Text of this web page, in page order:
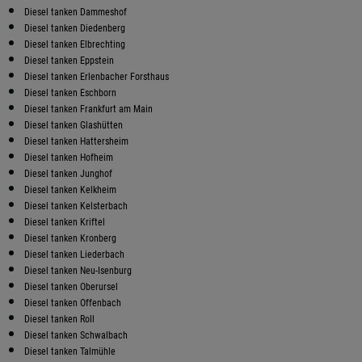
Diesel tanken Dammeshof
Diesel tanken Diedenberg
Diesel tanken Elbrechting
Diesel tanken Eppstein
Diesel tanken Erlenbacher Forsthaus
Diesel tanken Eschborn
Diesel tanken Frankfurt am Main
Diesel tanken Glashütten
Diesel tanken Hattersheim
Diesel tanken Hofheim
Diesel tanken Junghof
Diesel tanken Kelkheim
Diesel tanken Kelsterbach
Diesel tanken Kriftel
Diesel tanken Kronberg
Diesel tanken Liederbach
Diesel tanken Neu-Isenburg
Diesel tanken Oberursel
Diesel tanken Offenbach
Diesel tanken Roll
Diesel tanken Schwalbach
Diesel tanken Talmühle